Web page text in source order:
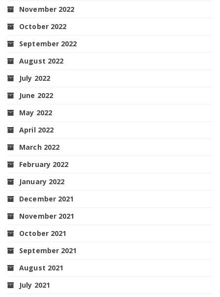
November 2022
October 2022
September 2022
August 2022
July 2022
June 2022
May 2022
April 2022
March 2022
February 2022
January 2022
December 2021
November 2021
October 2021
September 2021
August 2021
July 2021